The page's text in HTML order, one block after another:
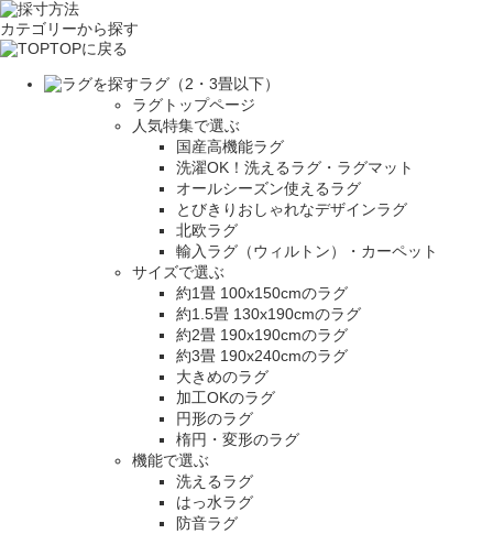
カテゴリーから探す
TOPに戻る
ラグ（2・3畳以下）
ラグトップページ
人気特集で選ぶ
国産高機能ラグ
洗濯OK！洗えるラグ・ラグマット
オールシーズン使えるラグ
とびきりおしゃれなデザインラグ
北欧ラグ
輸入ラグ（ウィルトン）・カーペット
サイズで選ぶ
約1畳 100x150cmのラグ
約1.5畳 130x190cmのラグ
約2畳 190x190cmのラグ
約3畳 190x240cmのラグ
大きめのラグ
加工OKのラグ
円形のラグ
楕円・変形のラグ
機能で選ぶ
洗えるラグ
はっ水ラグ
防音ラグ